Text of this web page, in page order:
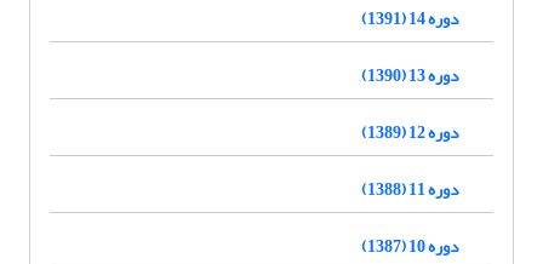
دوره 14 (1391)
دوره 13 (1390)
دوره 12 (1389)
دوره 11 (1388)
دوره 10 (1387)